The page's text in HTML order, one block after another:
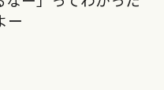
ー